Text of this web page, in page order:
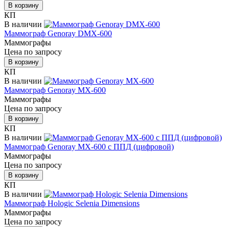
В корзину
КП
В наличии
Маммограф Genoray DMX-600
Маммографы
Цена по запросу
В корзину
КП
В наличии
Маммограф Genoray MX-600
Маммографы
Цена по запросу
В корзину
КП
В наличии
Маммограф Genoray MX-600 с ППД (цифровой)
Маммографы
Цена по запросу
В корзину
КП
В наличии
Маммограф Hologic Selenia Dimensions
Маммографы
Цена по запросу